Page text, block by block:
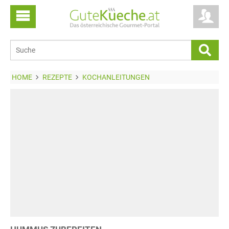
HOME REZEPTE KOCHANLEITUNGEN